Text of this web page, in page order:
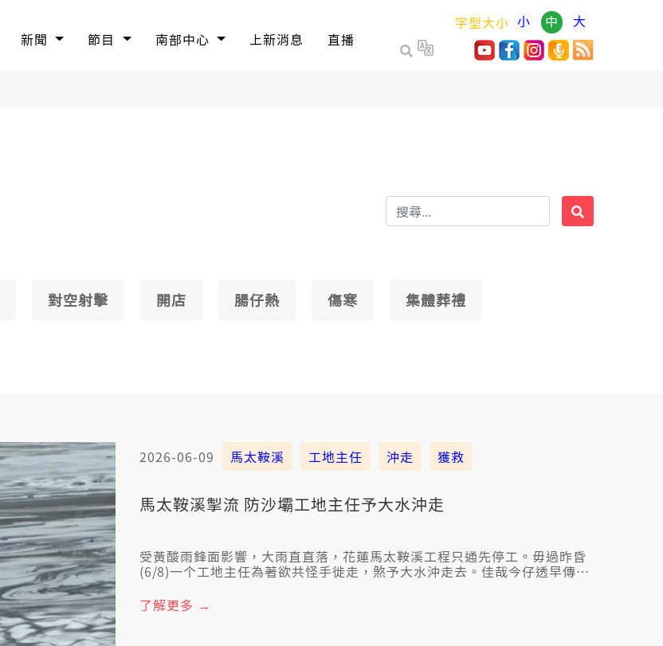
新聞 節目 南部中心 上新消息 直播
字型大小 小 中 大
對空射擊 開店 腸仔熱 傷寒 集體葬禮
2026-06-09 馬太鞍溪 工地主任 沖走 獲救
馬太鞍溪掣流 防沙壩工地主任予大水沖走
受黃酸雨鋒面影響，大雨直直落，花蓮馬太鞍溪工程只通先停工。毋過昨昏
(6/8)一个工地主任為著欲共怪手徙走，煞予大水沖走去。佳哉今仔透早傳來
了解更多 →